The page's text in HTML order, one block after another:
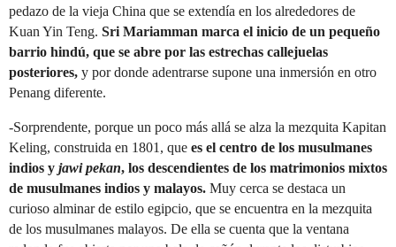
pedazo de la vieja China que se extendía en los alrededores de
Kuan Yin Teng. Sri Mariamman marca el inicio de un pequeño
barrio hindú, que se abre por las estrechas callejuelas
posteriores, y por donde adentrarse supone una inmersión en otro
Penang diferente.
-Sorprendente, porque un poco más allá se alza la mezquita Kapitan
Keling, construida en 1801, que es el centro de los musulmanes
indios y jawi pekan, los descendientes de los matrimonios mixtos
de musulmanes indios y malayos. Muy cerca se destaca un
curioso alminar de estilo egipcio, que se encuentra en la mezquita
de los musulmanes malayos. De ella se cuenta que la ventana